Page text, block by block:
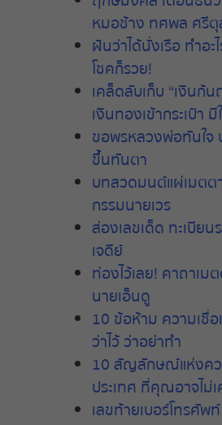
หมอช้าง ทศพล ศรีตุ
ฝันว่าได้นั่งเรือ ทำอะ
โชคก็รวย!
เคล็ดลับเก็บ “เงินก้
เงินทองเข้ากระเป๋า
ขอพรหลวงพ่อทันใจ
ขึ้นทันตา
บทสวดมนต์แผ่เมตต
กรรมนายเวร
ส่องเลขเด็ด ทะเบียน
เจดีย์
ท่องไว้เลย! คาถาเม
นายเอ็นดู
10 ข้อห้าม ความเชื่
ว่าไว้ ว่าอย่าทำ
10 สัญลักษณ์แห่งคว
ประเทศ ที่คุณอาจไม่
เลขท้ายเบอร์โทรศั